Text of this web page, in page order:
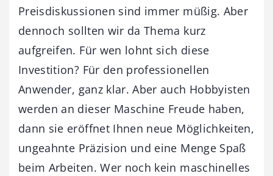
Preisdiskussionen sind immer müßig. Aber
dennoch sollten wir da Thema kurz
aufgreifen. Für wen lohnt sich diese
Investition? Für den professionellen
Anwender, ganz klar. Aber auch Hobbyisten
werden an dieser Maschine Freude haben,
dann sie eröffnet Ihnen neue Möglichkeiten,
ungeahnte Präzision und eine Menge Spaß
beim Arbeiten. Wer noch kein maschinelles